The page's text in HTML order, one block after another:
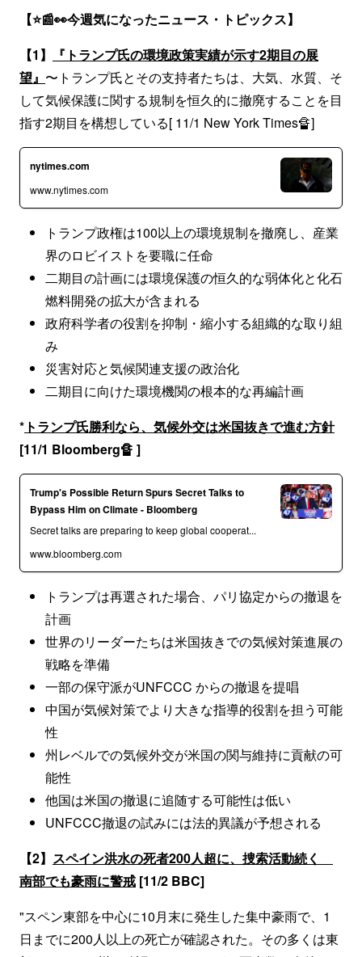
【⭐📰👀今週気になったニュース・トピックス】
【1】
『トランプ氏の環境政策実績が示す2期目の展
望』 〜トランプ氏とその支持者たちは、大気、水質、そ
して気候保護に関する規制を恒久的に撤廃することを目
指す2期目を構想している[ 11/1 New York Times🔏]
nytimes.com
www.nytimes.com
トランプ政権は100以上の環境規制を撤廃し、産業
界のロビイストを要職に任命
二期目の計画には環境保護の恒久的な弱体化と化石
燃料開発の拡大が含まれる
政府科学者の役割を抑制・縮小する組織的な取り組
み
災害対応と気候関連支援の政治化
二期目に向けた環境機関の根本的な再編計画
* トランプ氏勝利なら、気候外交は米国抜きで進む方針
[11/1 Bloomberg🔏 ]
Trump's Possible Return Spurs Secret Talks to
Bypass Him on Climate - Bloomberg
Secret talks are preparing to keep global cooperat...
www.bloomberg.com
トランプは再選された場合、パリ協定からの撤退を
計画
世界のリーダーたちは米国抜きでの気候対策進展の
戦略を準備
一部の保守派がUNFCCC からの撤退を提唱
中国が気候対策でより大きな指導的役割を担う可能
性
州レベルでの気候外交が米国の関与維持に貢献の可
能性
他国は米国の撤退に追随する可能性は低い
UNFCCC撤退の試みには法的異議が予想される
【2】 スペイン洪水の死者200人超に、捜索活動続く
南部でも豪雨に警戒 [11/2 BBC]
"スペン東部を中心に10月末に発生した集中豪雨で、1
日までに200人以上の死亡が確認された。その多くは東